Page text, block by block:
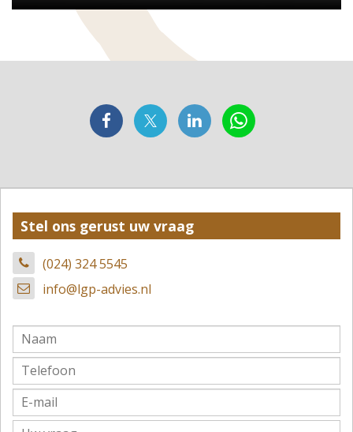
Stel ons gerust uw vraag
(024) 324 5545
info@lgp-advies.nl